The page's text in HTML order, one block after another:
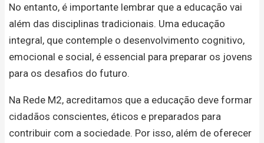
No entanto, é importante lembrar que a educação vai
além das disciplinas tradicionais. Uma educação
integral, que contemple o desenvolvimento cognitivo,
emocional e social, é essencial para preparar os jovens
para os desafios do futuro.
Na Rede M2, acreditamos que a educação deve formar
cidadãos conscientes, éticos e preparados para
contribuir com a sociedade. Por isso, além de oferecer